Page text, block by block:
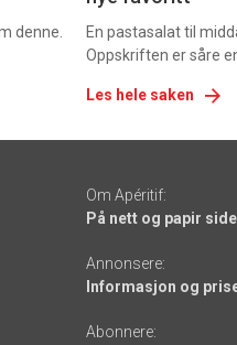
denne.
En pastasalat til
Oppskriften er såre
Les hele saken
Om Apéritif:
På nett og papir
Annonsere:
Informasjon og
Abonnere: